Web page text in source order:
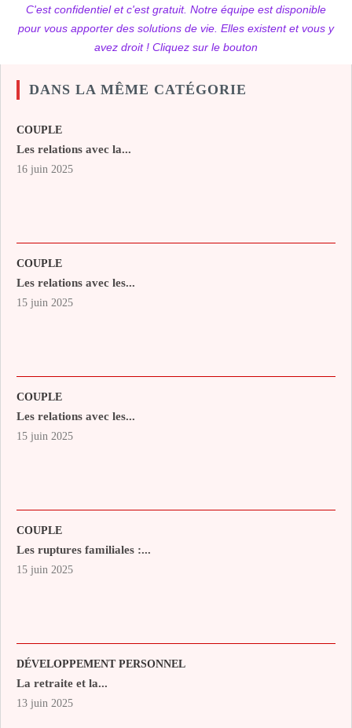
C'est confidentiel et c'est gratuit. Notre équipe est disponible
pour vous apporter des solutions de vie. Elles existent et vous y
avez droit ! Cliquez sur le bouton
DANS LA MÊME CATÉGORIE
COUPLE
Les relations avec la...
16 juin 2025
COUPLE
Les relations avec les...
15 juin 2025
COUPLE
Les relations avec les...
15 juin 2025
COUPLE
Les ruptures familiales :...
15 juin 2025
DÉVELOPPEMENT PERSONNEL
La retraite et la...
13 juin 2025